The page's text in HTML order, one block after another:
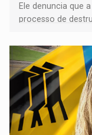
Ele denuncia que
processo de